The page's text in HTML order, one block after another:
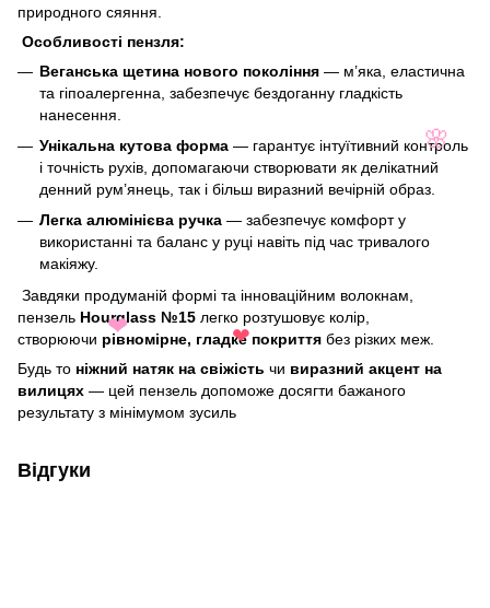
природного сяяння.
Особливості пензля:
Веганська щетина нового покоління — м’яка, еластична
та гіпоалергенна, забезпечує бездоганну гладкість
нанесення.
Унікальна кутова форма — гарантує інтуїтивний контроль
і точність рухів, допомагаючи створювати як делікатний
денний рум’янець, так і більш виразний вечірній образ.
Легка алюмінієва ручка — забезпечує комфорт у
використанні та баланс у руці навіть під час тривалого
макіяжу.
Завдяки продуманій формі та інноваційним волокнам,
пензель Hourglass №15 легко розтушовує колір,
створюючи рівномірне, гладке покриття без різких меж.
Будь то ніжний натяк на свіжість чи виразний акцент на
вилицях — цей пензель допоможе досягти бажаного
результату з мінімумом зусиль
Відгуки
❤
❤
🌸